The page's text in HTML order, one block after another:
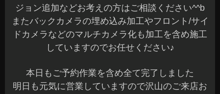
ジョン追加などお考えの方はご相談ください^^b
またバックカメラの埋め込み加工やフロント/サイ
ドカメラなどのマルチカメラ化も加工を含め施工
していますのでお任せください♪
本日もご予約作業を含め全て完了しました
明日も元気に営業していますので沢山のご来店お